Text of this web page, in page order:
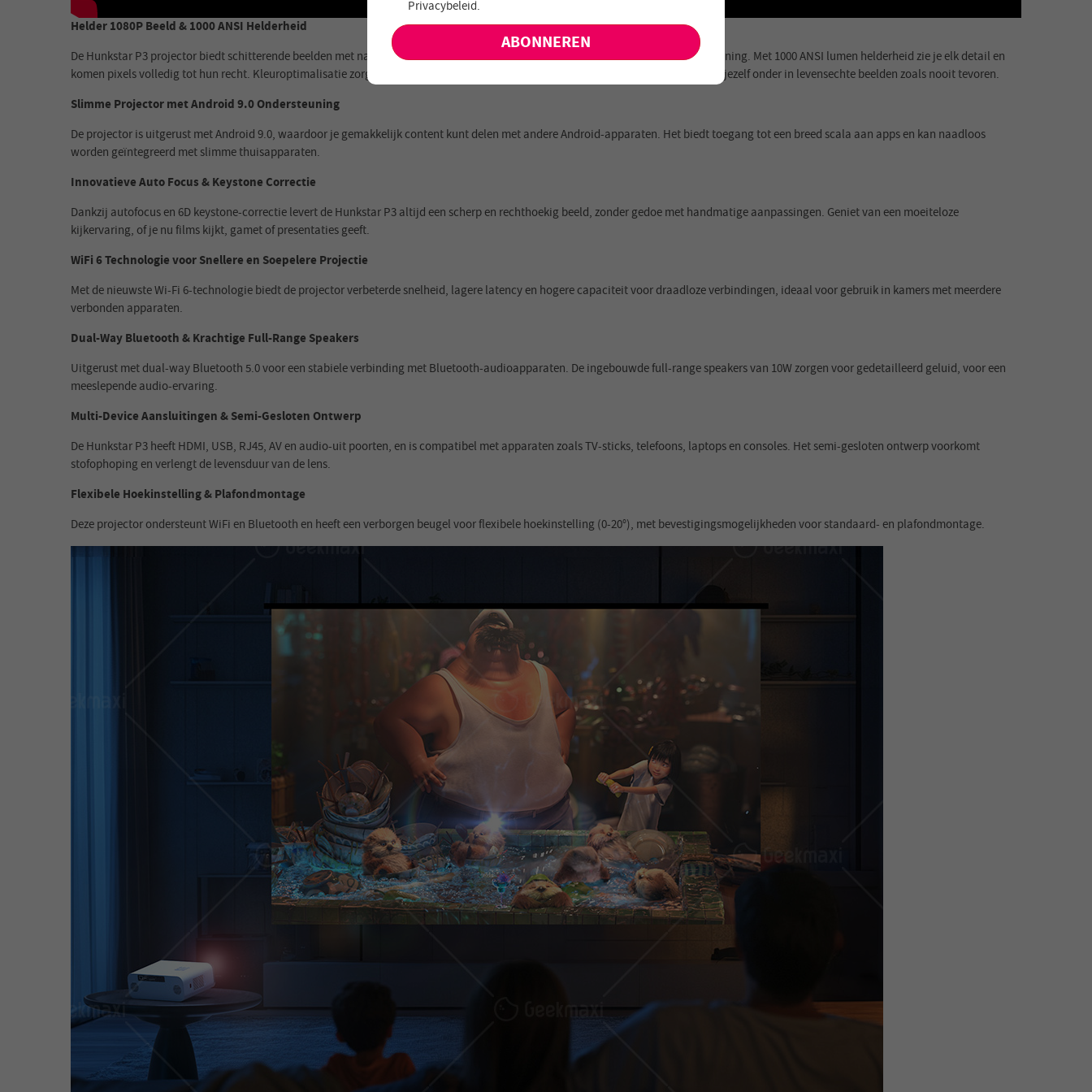
Helder 1080P Beeld & 1000 ANSI Helderheid
De Hunkstar P3 projector biedt schitterende beelden met native 1920x1080 resolutie, HDR10 technologie en 4K decoding-ondersteuning. Met 1000 ANSI lumen helderheid zie je elk detail en
komen pixels volledig tot hun recht. Kleuroptimalisatie zorgt voor levendige kleuren en een meeslepende visuele ervaring. Dompel jezelf onder in levensechte beelden zoals nooit tevoren.
Slimme Projector met Android 9.0 Ondersteuning
De projector is uitgerust met Android 9.0, waardoor je gemakkelijk content kunt delen met andere Android-apparaten. Het biedt toegang tot een breed scala aan apps en kan naadloos
worden geïntegreerd met slimme thuisapparaten.
Innovatieve Auto Focus & Keystone Correctie
Dankzij autofocus en 6D keystone-correctie levert de Hunkstar P3 altijd een scherp en rechthoekig beeld, zonder gedoe met handmatige aanpassingen. Geniet van een moeiteloze
kijkervaring, of je nu films kijkt, gamet of presentaties geeft.
WiFi 6 Technologie voor Snellere en Soepelere Projectie
Met de nieuwste Wi-Fi 6-technologie biedt de projector verbeterde snelheid, lagere latency en hogere capaciteit voor draadloze verbindingen, ideaal voor gebruik in kamers met meerdere
verbonden apparaten.
Dual-Way Bluetooth & Krachtige Full-Range Speakers
Uitgerust met dual-way Bluetooth 5.0 voor een stabiele verbinding met Bluetooth-audioapparaten. De ingebouwde full-range speakers van 10W zorgen voor gedetailleerd geluid, voor een
meeslepende audio-ervaring.
Multi-Device Aansluitingen & Semi-Gesloten Ontwerp
De Hunkstar P3 heeft HDMI, USB, RJ45, AV en audio-uit poorten, en is compatibel met apparaten zoals TV-sticks, telefoons, laptops en consoles. Het semi-gesloten ontwerp voorkomt
stofophoping en verlengt de levensduur van de lens.
Flexibele Hoekinstelling & Plafondmontage
Deze projector ondersteunt WiFi en Bluetooth en heeft een verborgen beugel voor flexibele hoekinstelling (0-20°), met bevestigingsmogelijkheden voor standaard- en plafondmontage.
aanbiedingen en nieuwe producten!
Privacybeleid.